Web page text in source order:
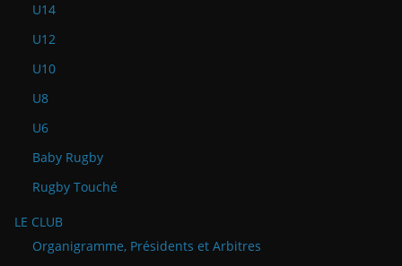
U14
U12
U10
U8
U6
Baby Rugby
Rugby Touché
LE CLUB
Organigramme, Présidents et Arbitres